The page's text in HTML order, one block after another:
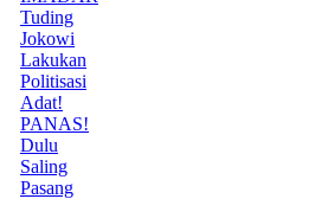
Tuding
Jokowi
Lakukan
Politisasi
Adat!
PANAS!
Dulu
Saling
Pasang